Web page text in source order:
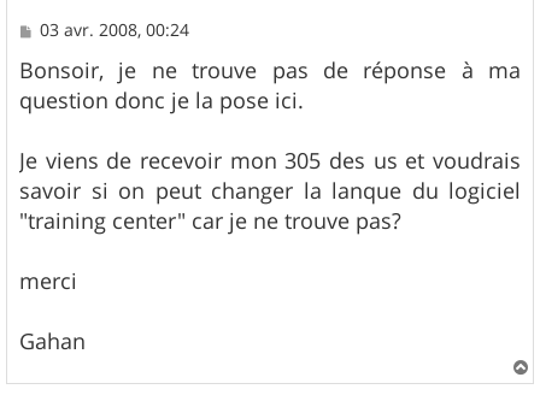
M
s
s
a
03 avr. 2008, 00:24
Bonsoir, je ne trouve pas de réponse à ma
question donc je la pose ici.
Je viens de recevoir mon 305 des us et voudrais
savoir si on peut changer la lanque du logiciel
"training center" car je ne trouve pas?
merci
Gahan
a